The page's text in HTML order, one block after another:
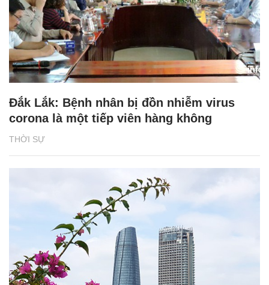
THỜI SỰ
Đắk Lắk: Bệnh nhân bị đồn nhiễm virus
corona là một tiếp viên hàng không